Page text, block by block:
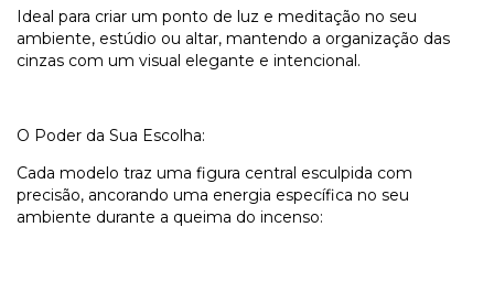
Ideal para criar um ponto de luz e meditação no seu
ambiente, estúdio ou altar, mantendo a organização das
cinzas com um visual elegante e intencional.
O Poder da Sua Escolha:
Cada modelo traz uma figura central esculpida com
precisão, ancorando uma energia específica no seu
ambiente durante a queima do incenso: